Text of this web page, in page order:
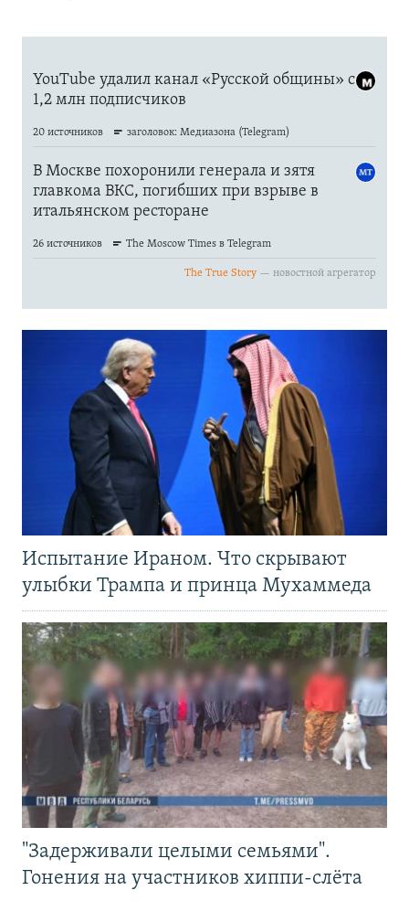
Испытание Ираном. Что скрывают
улыбки Трампа и принца Мухаммеда
"Задерживали целыми семьями".
Гонения на участников хиппи-слёта